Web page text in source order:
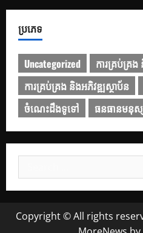
ប្រភេទ
Uncategorized
ការគ្រប់គ្រ
ការគ្រប់គ្រង និងអភិវឌ្ឍស្ថាប័ន
ចំណេះដឹងទូទៅ
ធនធានមនុស្
Copyright © All rights